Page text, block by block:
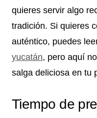
quieres servir algo
tradición. Si quieres
auténtico, puedes
yucatán, pero aquí
salga deliciosa en tu
Tiempo de